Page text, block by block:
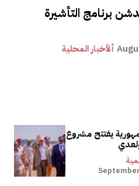
برنامج التأشيرة
ألأخبار المحلية
يفتتح مشروع